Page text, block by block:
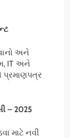
અને
IT અને
પ્રમાણપત્ર
– 2025
માટે નવી